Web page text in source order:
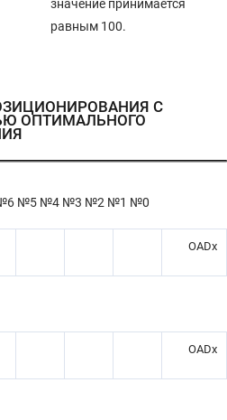
значение принимается
равным 100.
С
ОПТИМАЛЬНОГО
№5 №4 №3 №2 №1 №0
OADx
OADx